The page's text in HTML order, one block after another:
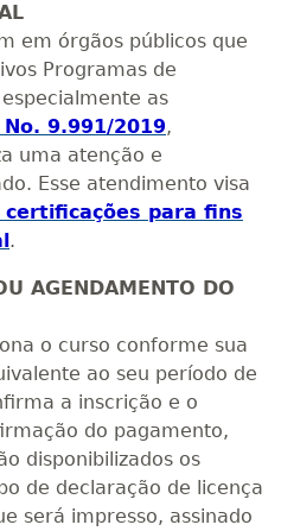
em órgãos públicos que
Programas de
as
9.991/2019,
uma atenção e
Esse atendimento visa
certificações para fins
.
AGENDAMENTO DO
o curso conforme sua
ao seu período de
a inscrição e o
do pagamento,
disponibilizados os
de declaração de licença
será impresso, assinado